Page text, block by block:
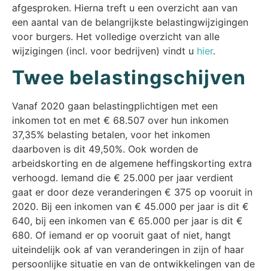
afgesproken. Hierna treft u een overzicht aan van
een aantal van de belangrijkste belastingwijzigingen
voor burgers. Het volledige overzicht van alle
wijzigingen (incl. voor bedrijven) vindt u hier.
Twee belastingschijven
Vanaf 2020 gaan belastingplichtigen met een
inkomen tot en met € 68.507 over hun inkomen
37,35% belasting betalen, voor het inkomen
daarboven is dit 49,50%. Ook worden de
arbeidskorting en de algemene heffingskorting extra
verhoogd. Iemand die € 25.000 per jaar verdient
gaat er door deze veranderingen € 375 op vooruit in
2020. Bij een inkomen van € 45.000 per jaar is dit €
640, bij een inkomen van € 65.000 per jaar is dit €
680. Of iemand er op vooruit gaat of niet, hangt
uiteindelijk ook af van veranderingen in zijn of haar
persoonlijke situatie en van de ontwikkelingen van de